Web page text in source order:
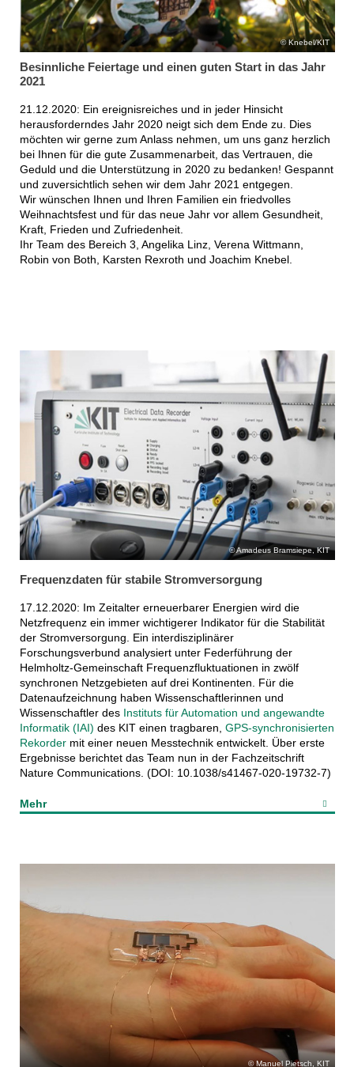
Knebel/KIT
Besinnliche Feiertage und einen guten Start in das Jahr
2021
21.12.2020: Ein ereignisreiches und in jeder Hinsicht
herausforderndes Jahr 2020 neigt sich dem Ende zu. Dies
möchten wir gerne zum Anlass nehmen, um uns ganz herzlich
bei Ihnen für die gute Zusammenarbeit, das Vertrauen, die
Geduld und die Unterstützung in 2020 zu bedanken! Gespannt
und zuversichtlich sehen wir dem Jahr 2021 entgegen.
Wir wünschen Ihnen und Ihren Familien ein friedvolles
Weihnachtsfest und für das neue Jahr vor allem Gesundheit,
Kraft, Frieden und Zufriedenheit.
Ihr Team des Bereich 3, Angelika Linz, Verena Wittmann,
Robin von Both, Karsten Rexroth und Joachim Knebel.
Amadeus Bramsiepe, KIT
Frequenzdaten für stabile Stromversorgung
17.12.2020: Im Zeitalter erneuerbarer Energien wird die
Netzfrequenz ein immer wichtigerer Indikator für die Stabilität
der Stromversorgung. Ein interdisziplinärer
Forschungsverbund analysiert unter Federführung der
Helmholtz-Gemeinschaft Frequenzfluktuationen in zwölf
synchronen Netzgebieten auf drei Kontinenten. Für die
Datenaufzeichnung haben Wissenschaftlerinnen und
Wissenschaftler des Instituts für Automation und angewandte
Informatik (IAI) des KIT einen tragbaren, GPS-synchronisierten
Rekordermit einer neuen Messtechnik entwickelt. Über erste
Ergebnisse berichtet das Team nun in der Fachzeitschrift
Nature Communications. (DOI: 10.1038/s41467-020-19732-7)
Mehr
Manuel Pietsch, KIT